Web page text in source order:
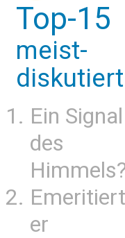
Top-15
meist-
diskutiert
Ein Signal
des
Emeritiert
er